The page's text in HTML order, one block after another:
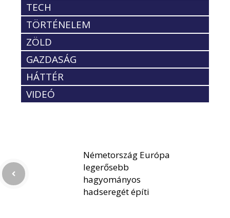
TECH
TÖRTÉNELEM
ZÖLD
GAZDASÁG
HÁTTÉR
VIDEÓ
Németország Európa
legerősebb
hagyományos
hadseregét építi